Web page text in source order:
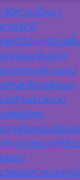
วัติความเป็นมา
าจหน้าที่
พทั่วไปและข้อมูลพื้
ทัศน์และพันธกิจ
บายการบริหารงาน
ศาสตร์การพัฒนา
งสร้างหน่วยงาน
ลผู้บริหาร
บายคุ้มครองข้อมู
บียบ/กฎหมายที่เกี่ย
อเรา
วัลแห่งความภาคภู